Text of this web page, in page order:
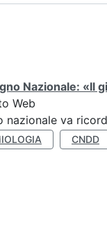
Nazionale: «Il
Web
nazionale va
CNDD